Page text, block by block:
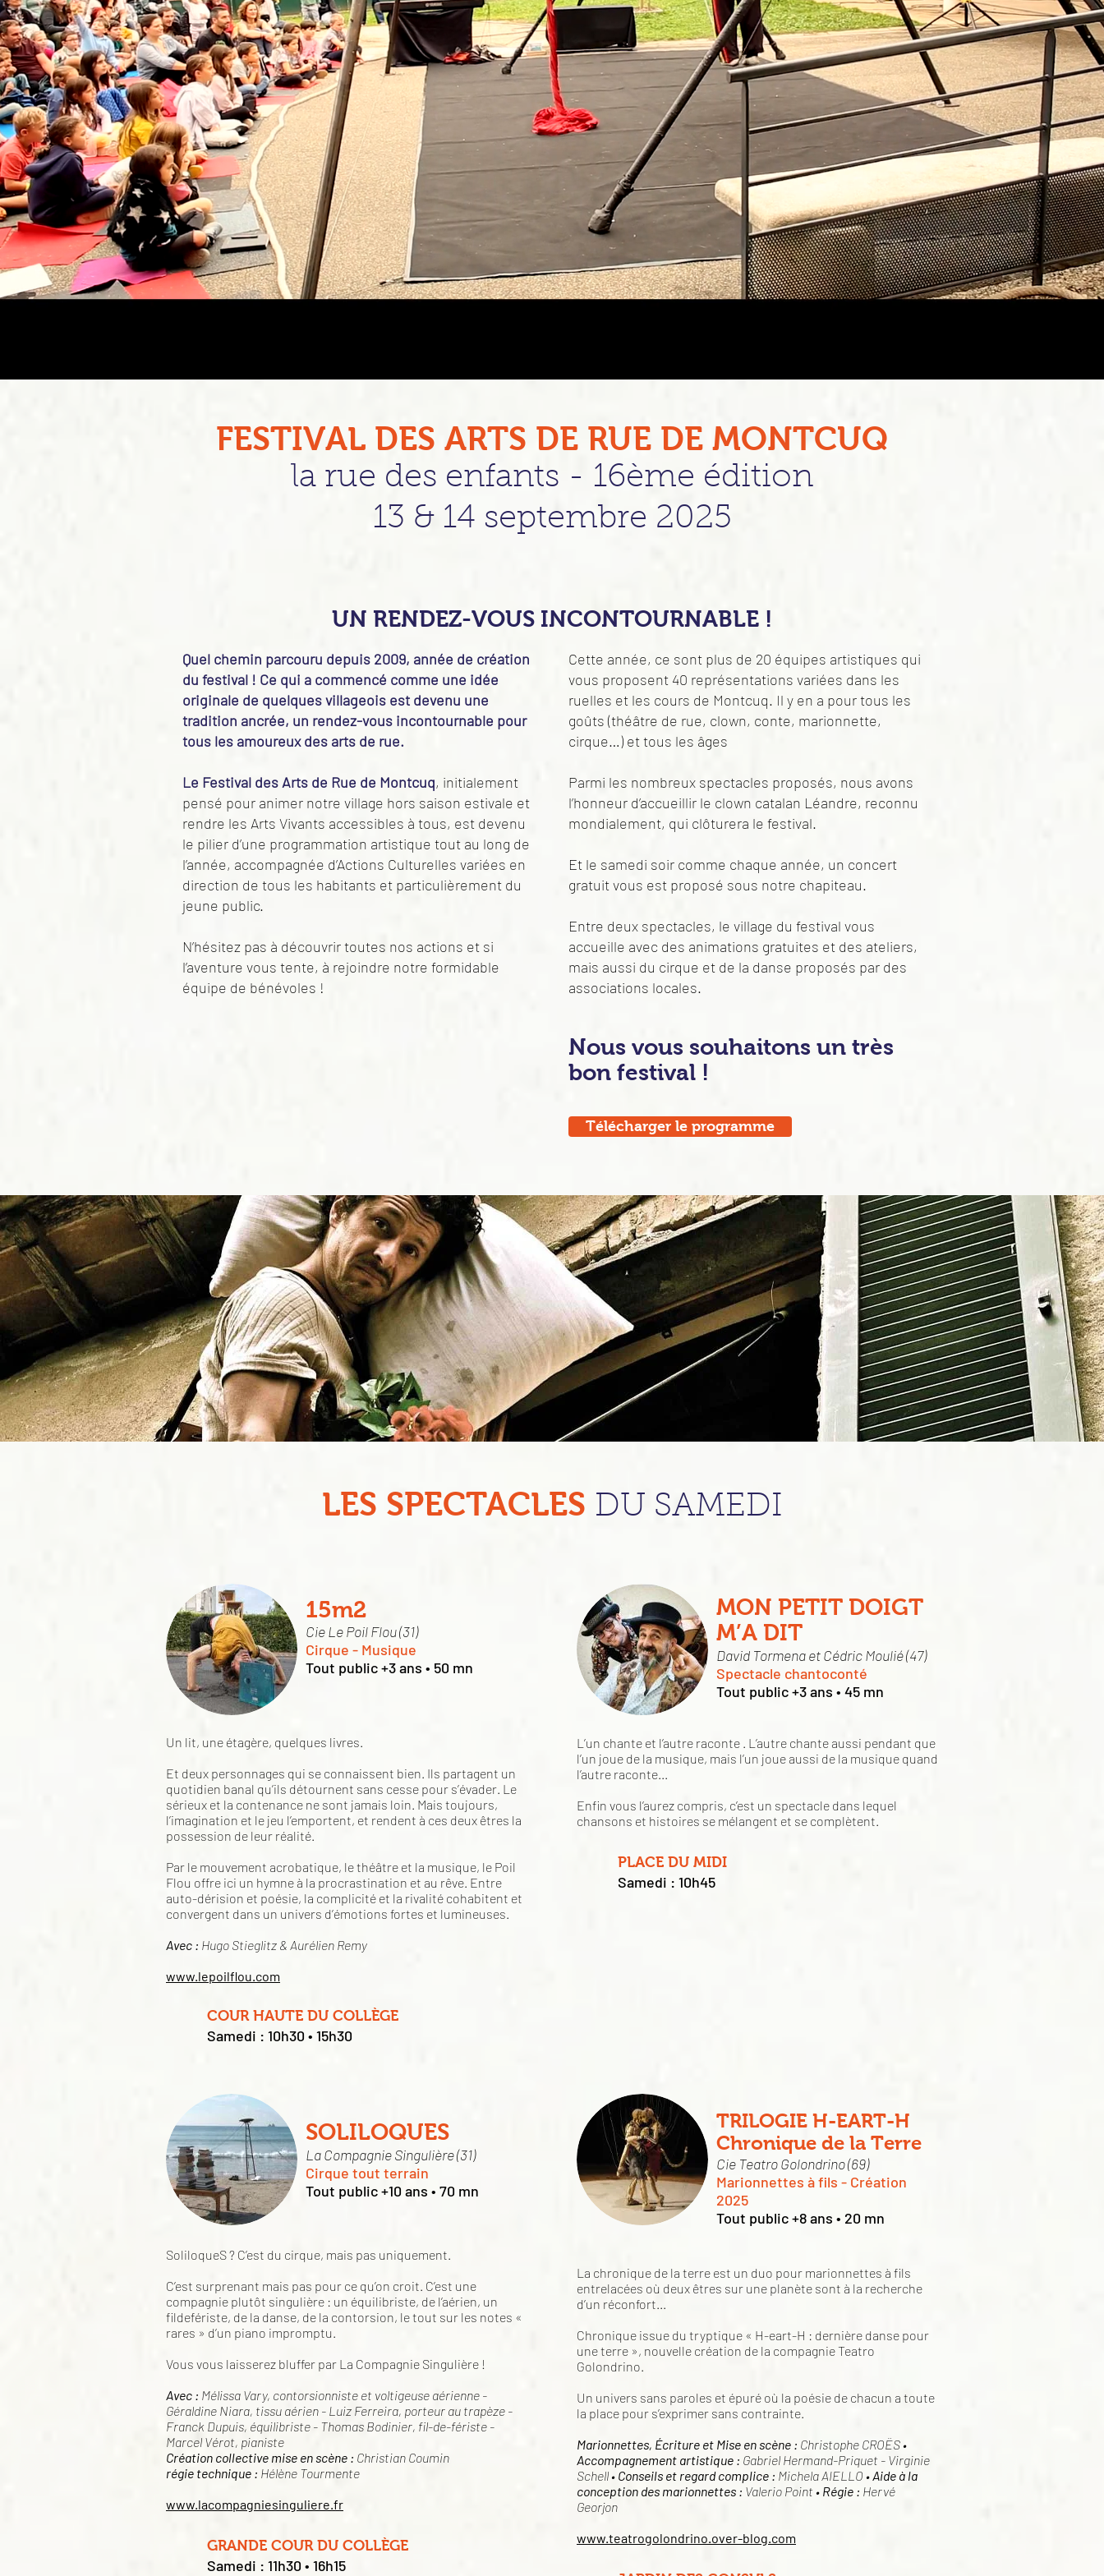
FESTIVAL DES ARTS DE RUE DE MONTCUQ
la rue des enfants - 16ème édition
13 & 14 septembre 2025
UN RENDEZ-VOUS INCONTOURNABLE !
Quel chemin parcouru depuis 2009, année de création
du festival ! Ce qui a commencé comme une idée
originale de quelques villageois est devenu une
tradition ancrée, un rendez-vous incontournable pour
tous les amoureux des arts de rue.
Le Festival des Arts de Rue de Montcuq, initialement
pensé pour animer notre village hors saison estivale et
rendre les Arts Vivants accessibles à tous, est devenu
le pilier d’une programmation artistique tout au long de
l’année, accompagnée d’Actions Culturelles variées en
direction de tous les habitants et particulièrement du
jeune public.
N’hésitez pas à découvrir toutes nos actions et si
l’aventure vous tente, à rejoindre notre formidable
équipe de bénévoles !
Cette année, ce sont plus de 20 équipes artistiques qui
vous proposent 40 représentations variées dans les
ruelles et les cours de Montcuq. Il y en a pour tous les
goûts (théâtre de rue, clown, conte, marionnette,
cirque…) et tous les âges
Parmi les nombreux spectacles proposés, nous avons
l’honneur d’accueillir le clown catalan Léandre, reconnu
mondialement, qui clôturera le festival.
Et le samedi soir comme chaque année, un concert
gratuit vous est proposé sous notre chapiteau.
Entre deux spectacles, le village du festival vous
accueille avec des animations gratuites et des ateliers,
mais aussi du cirque et de la danse proposés par des
associations locales.
Nous vous souhaitons un très
bon festival !
Télécharger le programme
LES SPECTACLES DU SAMEDI
15m2
Cie Le Poil Flou (31)
Cirque - Musique
Tout public +3 ans • 50 mn
Un lit, une étagère, quelques livres.
Et deux personnages qui se connaissent bien. Ils partagent un
quotidien banal qu’ils détournent sans cesse pour s’évader. Le
sérieux et la contenance ne sont jamais loin. Mais toujours,
l’imagination et le jeu l’emportent, et rendent à ces deux êtres la
possession de leur réalité.
Par le mouvement acrobatique, le théâtre et la musique, le Poil
Flou offre ici un hymne à la procrastination et au rêve. Entre
auto-dérision et poésie, la complicité et la rivalité cohabitent et
convergent dans un univers d’émotions fortes et lumineuses.
Avec : Hugo Stieglitz & Aurélien Remy
www.lepoilflou.com
COUR HAUTE DU COLLÈGE
Samedi : 10h30 • 15h30
MON PETIT DOIGT
M’A DIT
David Tormena et Cédric Moulié (47)
Spectacle chantoconté
Tout public +3 ans • 45 mn
L’un chante et l’autre raconte . L’autre chante aussi pendant que
l’un joue de la musique, mais l’un joue aussi de la musique quand
l’autre raconte...
Enfin vous l’aurez compris, c’est un spectacle dans lequel
chansons et histoires se mélangent et se complètent.
PLACE DU MIDI
Samedi : 10h45
SOLILOQUES
La Compagnie Singulière (31)
Cirque tout terrain
Tout public +10 ans • 70 mn
SoliloqueS ? C’est du cirque, mais pas uniquement.
C’est surprenant mais pas pour ce qu’on croit. C’est une
compagnie plutôt singulière : un équilibriste, de l’aérien, un
fildefériste, de la danse, de la contorsion, le tout sur les notes «
rares » d’un piano impromptu.
Vous vous laisserez bluffer par La Compagnie Singulière !
Avec : Mélissa Vary, contorsionniste et voltigeuse aérienne -
Géraldine Niara, tissu aérien - Luiz Ferreira, porteur au trapèze -
Franck Dupuis, équilibriste - Thomas Bodinier, fil-de-fériste -
Marcel Vérot, pianiste
Création collective mise en scène : Christian Coumin
régie technique : Hélène Tourmente
www.lacompagniesinguliere.fr
GRANDE COUR DU COLLÈGE
Samedi : 11h30 • 16h15
TRILOGIE H-EART-H
Chronique de la Terre
Cie Teatro Golondrino (69)
Marionnettes à fils - Création
2025
Tout public +8 ans • 20 mn
La chronique de la terre est un duo pour marionnettes à fils
entrelacées où deux êtres sur une planète sont à la recherche
d’un réconfort...
Chronique issue du tryptique « H-eart-H : dernière danse pour
une terre », nouvelle création de la compagnie Teatro
Golondrino.
Un univers sans paroles et épuré où la poésie de chacun a toute
la place pour s’exprimer sans contrainte.
Marionnettes, Écriture et Mise en scène : Christophe CROËS •
Accompagnement artistique : Gabriel Hermand-Priquet - Virginie
Schell • Conseils et regard complice : Michela AIELLO •Aide à la
conception des marionnettes : Valerio Point • Régie : Hervé
Georjon
www.teatrogolondrino.over-blog.com